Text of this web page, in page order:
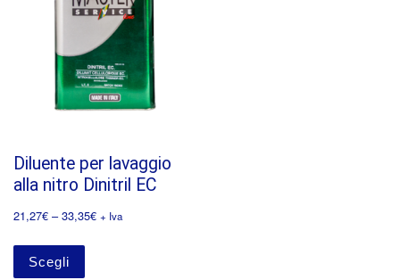
Diluente per lavaggio
alla nitro Dinitril EC
21,27€ –33,35€ + Iva
Scegli